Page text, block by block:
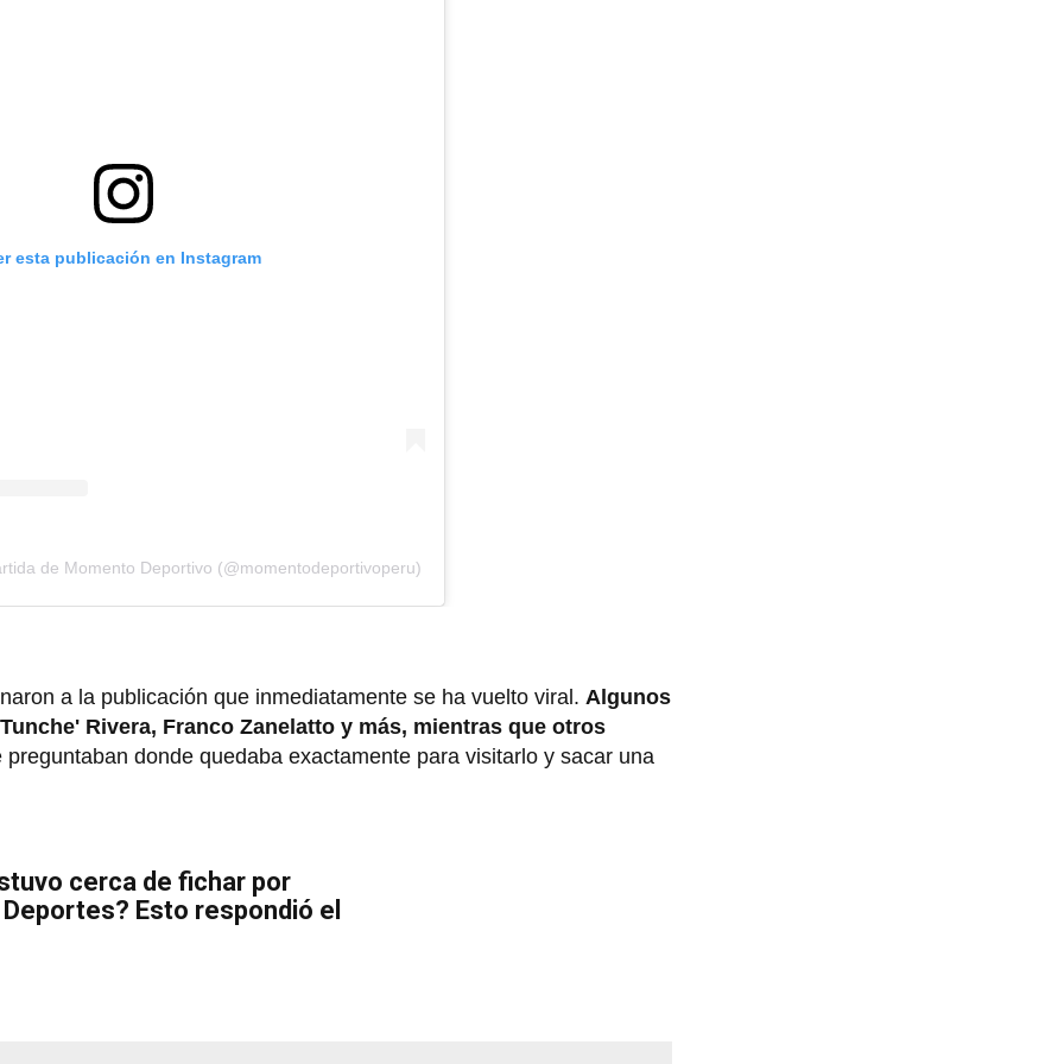
esta publicación en Instagram
de Momento Deportivo (@momentodeportivoperu)
a la publicación que inmediatamente se ha vuelto viral. Algunos
Rivera, Franco Zanelatto y más, mientras que otros
preguntaban donde quedaba exactamente para visitarlo y sacar una
cerca de fichar por
Esto respondió el